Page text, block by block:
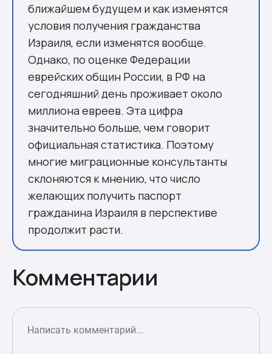
ближайшем будущем и как изменятся
условия получения гражданства
Израиля, если изменятся вообще.
Однако, по оценке Федерации
еврейских общин России, в РФ на
сегодняшний день проживает около
миллиона евреев. Эта цифра
значительно больше, чем говорит
официальная статистика. Поэтому
многие миграционные консультанты
склоняются к мнению, что число
желающих получить паспорт
гражданина Израиля в перспективе
продолжит расти.
Комментарии